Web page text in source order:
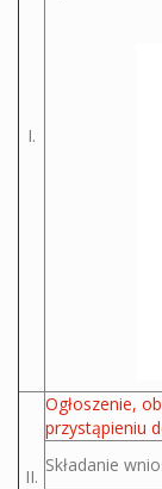
I.
II.
Ogłoszenie,
przystąpieniu
Składanie